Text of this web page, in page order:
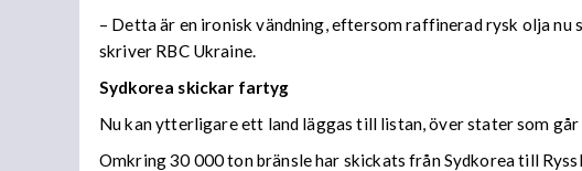
– Detta är en ironisk vändning, eftersom raffinerad rysk olja
skriver RBC Ukraine.
Sydkorea skickar fartyg
Nu kan ytterligare ett land läggas till listan, över stater som går
Omkring 30 000 ton bränsle har skickats från Sydkorea till